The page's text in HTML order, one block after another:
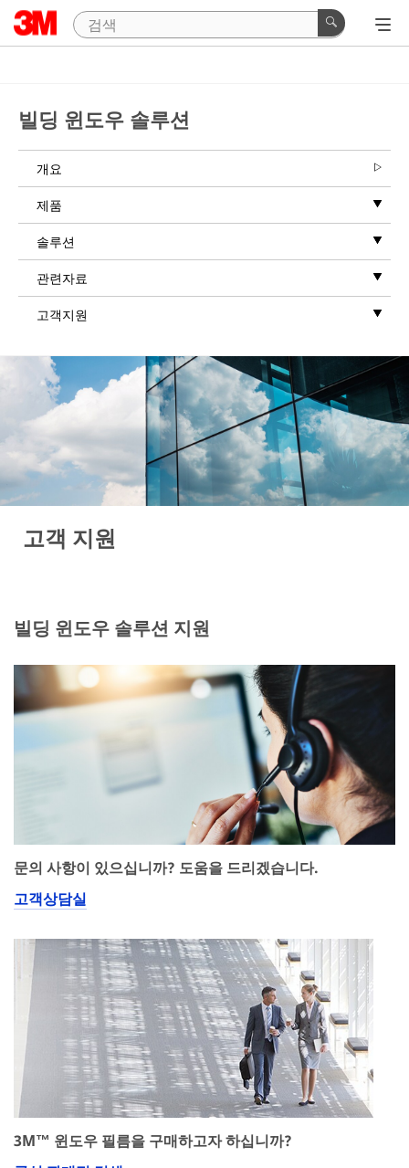
빌딩 윈도우 솔루션
개요
제품​
솔루션
관련자료
고객지원
고객 지원
빌딩 윈도우 솔루션 지원
문의 사항이 있으십니까? 도움을 드리겠습니다.
고객상담실
3M™ 윈도우 필름을 구매하고자 하십니까?